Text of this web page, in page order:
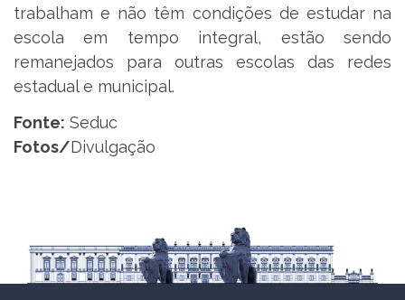
trabalham e não têm condições de estudar na
escola em tempo integral, estão sendo
remanejados para outras escolas das redes
estadual e municipal.
Fonte: Seduc
Fotos/Divulgação